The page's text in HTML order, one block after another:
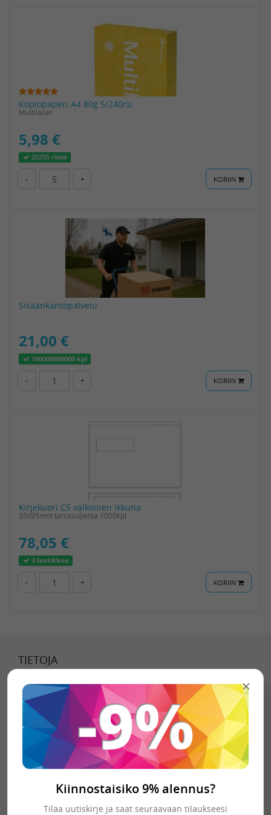
Kopiopaperi A4 80g 5/240rsi
Multilaser
5,98 €
25255 riisiä
- + KORIIN
Sisäänkantopalvelu
21,00 €
100000000000 kpl
- + KORIIN
Kirjekuori C5 valkoinen ikkuna
35x95mm tarrasuljenta 1000kpl
78,05 €
3 laatikkoa
- + KORIIN
TIETOJA
Tietoa meistä
Toimitustavat
Toimitusehdot
Tietosuojaseloste
YHTEYSTIEDOT
Kiinnostaisiko 9% alennus?
Tilaa uutiskirje ja saat seuraavaan tilaukseesi